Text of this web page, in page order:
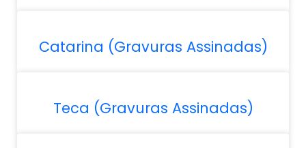
Catarina (Gravuras Assinadas)
Teca (Gravuras Assinadas)